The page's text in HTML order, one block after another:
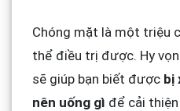
Chóng mặt là một triệu
thể điều trị được. Hy
sẽ giúp bạn biết được bị
nên uống gì để cải